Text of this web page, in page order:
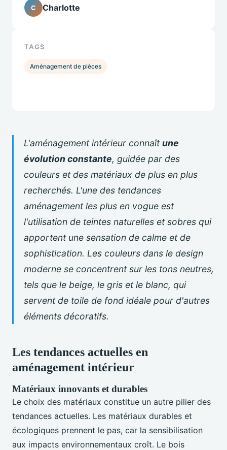
L'aménagement intérieur connaîtune
évolution constante, guidée par des
couleurs et des matériaux de plus en plus
recherchés. L'une des tendances
aménagement les plus en vogue est
l'utilisation de teintes naturelles et sobres qui
apportent une sensation de calme et de
sophistication. Les couleurs dans le design
moderne se concentrent sur les tons neutres,
tels que le beige, le gris et le blanc, qui
servent de toile de fond idéale pour d'autres
éléments décoratifs.
Les tendances actuelles en
aménagement intérieur
Matériaux innovants et durables
Le choix des matériaux constitue un autre pilier des
tendances actuelles. Les matériaux durables et
écologiques prennent le pas, car la sensibilisation
aux impacts environnementaux croît. Le bois
C Charlotte
TAGS
Aménagement de pièces